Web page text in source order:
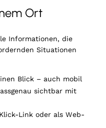
Ort
Informationen, die
Situationen
Blick – auch mobil
sichtbar mit
oder als Web-